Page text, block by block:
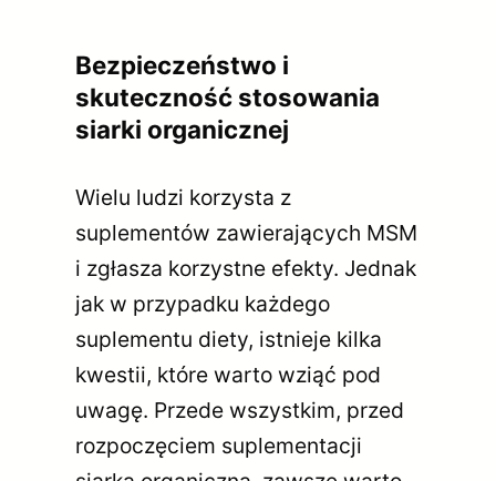
Bezpieczeństwo i
skuteczność stosowania
siarki organicznej
Wielu ludzi korzysta z
suplementów zawierających MSM
i zgłasza korzystne efekty. Jednak
jak w przypadku każdego
suplementu diety, istnieje kilka
kwestii, które warto wziąć pod
uwagę. Przede wszystkim, przed
rozpoczęciem suplementacji